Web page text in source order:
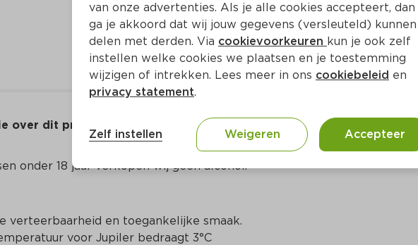
over dit product
onder 18 jaar verkopen wij geen alcohol.
verteerbaarheid en toegankelijke smaak.
voor Jupiler bedraagt 3°C
van onze advertenties. Als je alle cookies accepteert, dan
ga je akkoord dat wij jouw gegevens (versleuteld) kunnen
delen met derden. Via cookievoorkeuren kun je ook zelf
instellen welke cookies we plaatsen en je toestemming
wijzigen of intrekken. Lees meer in ons cookiebeleid en
privacy statement.
Zelf instellen Weigeren Accepteer